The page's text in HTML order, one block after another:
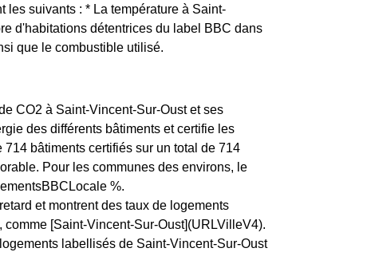
les suivants : * La température à Saint-
d'habitations détentrices du label BBC dans
que le combustible utilisé.
CO2 à Saint-Vincent-Sur-Oust et ses
des différents bâtiments et certifie les
bâtiments certifiés sur un total de 714
Pour les communes des environs, le
%.
et montrent des taux de logements
[Saint-Vincent-Sur-Oust](URLVilleV4).
labellisés de Saint-Vincent-Sur-Oust